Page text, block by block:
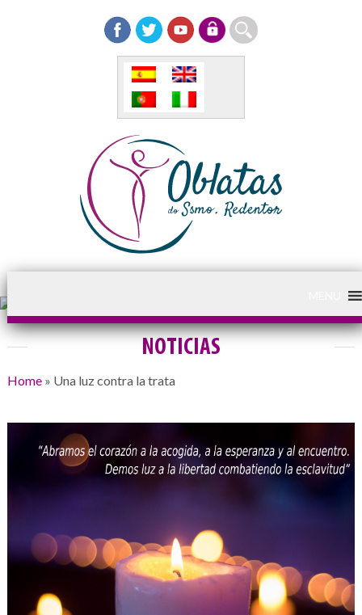
NOTICIAS
Home» Una luz contra la trata